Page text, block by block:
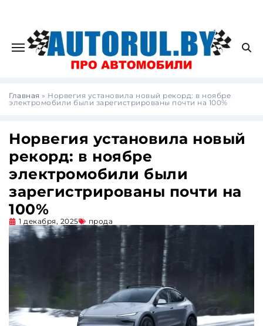
Главная » Норвегия установила новый рекорд: в ноябре
электромобили были зарегистрированы почти на 100%
Норвегия установила новый
рекорд: в ноябре
электромобили были
зарегистрированы почти на
100%
1 декабря, 2025 прода